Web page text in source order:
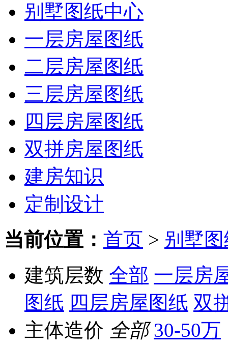
别墅图纸中心
一层房屋图纸
二层房屋图纸
三层房屋图纸
四层房屋图纸
双拼房屋图纸
建房知识
定制设计
当前位置： 首页 > 别墅
建筑层数 全部 一层房
图纸 四层房屋图纸 双
主体造价 全部 30-50万